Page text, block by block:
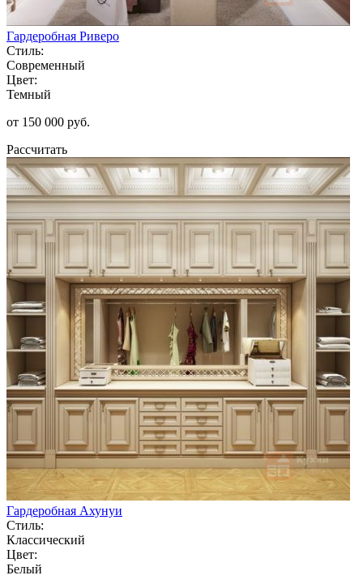
Гардеробная Риверо
Стиль:
Современный
Цвет:
Темный
от 150 000 руб.
Рассчитать
Гардеробная Ахунуи
Стиль:
Классический
Цвет:
Белый